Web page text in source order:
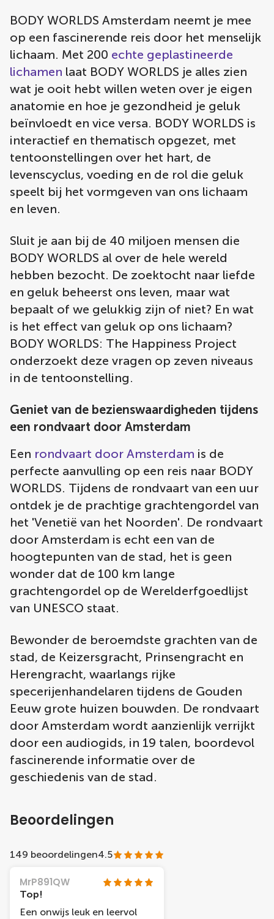
BODY WORLDS Amsterdam neemt je mee
op een fascinerende reis door het menselijk
lichaam. Met 200 echte geplastineerde
lichamen laat BODY WORLDS je alles zien
wat je ooit hebt willen weten over je eigen
anatomie en hoe je gezondheid je geluk
beïnvloedt en vice versa. BODY WORLDS is
interactief en thematisch opgezet, met
tentoonstellingen over het hart, de
levenscyclus, voeding en de rol die geluk
speelt bij het vormgeven van ons lichaam
en leven.
Sluit je aan bij de 40 miljoen mensen die
BODY WORLDS al over de hele wereld
hebben bezocht. De zoektocht naar liefde
en geluk beheerst ons leven, maar wat
bepaalt of we gelukkig zijn of niet? En wat
is het effect van geluk op ons lichaam?
BODY WORLDS: The Happiness Project
onderzoekt deze vragen op zeven niveaus
in de tentoonstelling.
Geniet van de bezienswaardigheden tijdens
een rondvaart door Amsterdam
Een rondvaart door Amsterdam is de
perfecte aanvulling op een reis naar BODY
WORLDS. Tijdens de rondvaart van een uur
ontdek je de prachtige grachtengordel van
het 'Venetië van het Noorden'. De rondvaart
door Amsterdam is echt een van de
hoogtepunten van de stad, het is geen
wonder dat de 100 km lange
grachtengordel op de Werelderfgoedlijst
van UNESCO staat.
Bewonder de beroemdste grachten van de
stad, de Keizersgracht, Prinsengracht en
Herengracht, waarlangs rijke
specerijenhandelaren tijdens de Gouden
Eeuw grote huizen bouwden. De rondvaart
door Amsterdam wordt aanzienlijk verrijkt
door een audiogids, in 19 talen, boordevol
fascinerende informatie over de
geschiedenis van de stad.
Beoordelingen
149 beoordelingen4.5
MrP891QW
Top!
Een onwijs leuk en leervol